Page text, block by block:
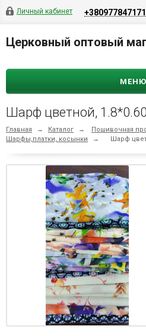
Личный кабинет +380977847171
Церковный оптовый
МЕНЮ
Шарф цветной,
Главная → Каталог → Пошивочная
Шарфы,платки, косынки
→ Шарф